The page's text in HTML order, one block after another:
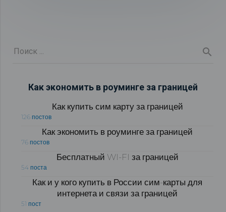
Как экономить в роуминге за границей
Как купить сим карту за границей
126 постов
Как экономить в роуминге за границей
76 постов
Бесплатный WI-FI за границей
54 поста
Как и у кого купить в России сим-карты для
интернета и связи за границей
51 пост